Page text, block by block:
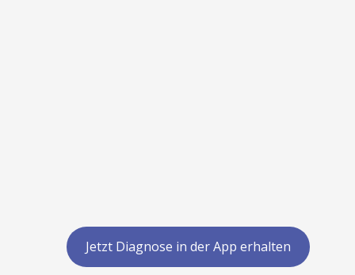
Jetzt Diagnose in der App erhalten